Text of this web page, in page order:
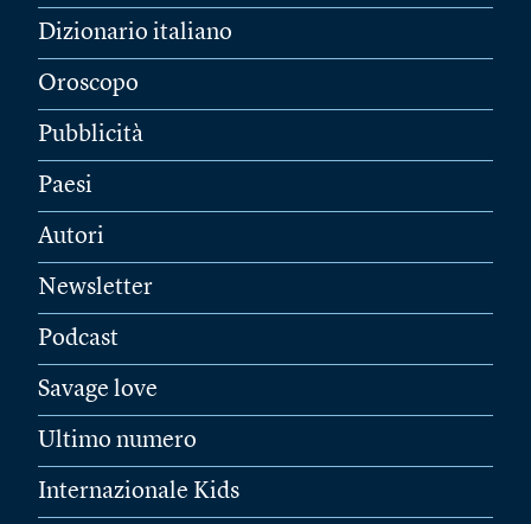
Dizionario italiano
Oroscopo
Pubblicità
Paesi
Autori
Newsletter
Podcast
Savage love
Ultimo numero
Internazionale Kids